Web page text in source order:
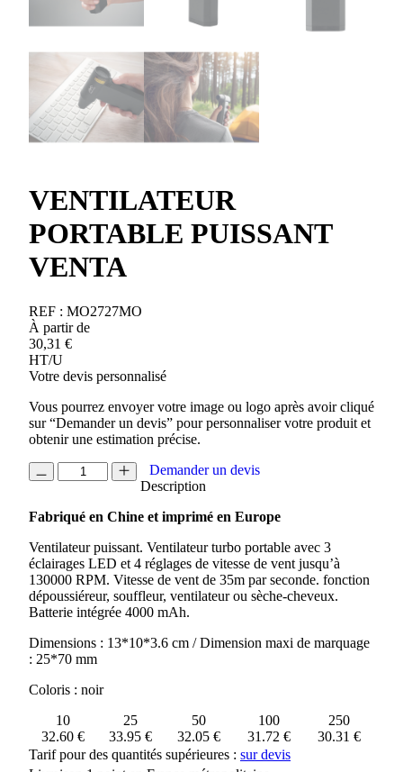
VENTILATEUR
PORTABLE PUISSANT
VENTA
REF : MO2727MO
À partir de
30,31 €
HT/U
Votre devis personnalisé
Vous pourrez envoyer votre image ou logo après avoir cliqué
sur “Demander un devis” pour personnaliser votre produit et
obtenir une estimation précise.
quantité
de
PORTABLE
VENTA
Demander un devis
Description
Fabriqué en Chine et imprimé en Europe
Ventilateur puissant. Ventilateur turbo portable avec 3
éclairages LED et 4 réglages de vitesse de vent jusqu’à
130000 RPM. Vitesse de vent de 35m par seconde. fonction
dépoussiéreur, souffleur, ventilateur ou sèche-cheveux.
Batterie intégrée 4000 mAh.
Dimensions : 13*10*3.6 cm / Dimension maxi de marquage
: 25*70 mm
Coloris : noir
10
25 50 100
250
32.60 €
33.95 € 32.05 € 31.72 €
30.31 €
Tarif pour des quantités supérieures : sur devis